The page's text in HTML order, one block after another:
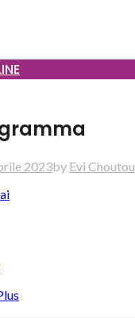
2023by Evi Choutou